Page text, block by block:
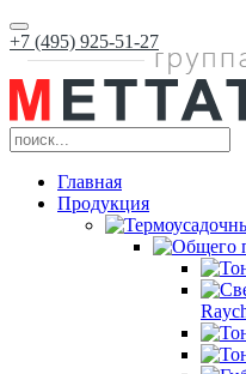
+7 (495) 925-51-27
Главная
Продукция